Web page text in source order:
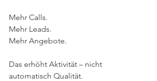
Mehr Calls.
Mehr Leads.
Mehr Angebote.
Das erhöht Aktivität – nicht
automatisch Qualität.